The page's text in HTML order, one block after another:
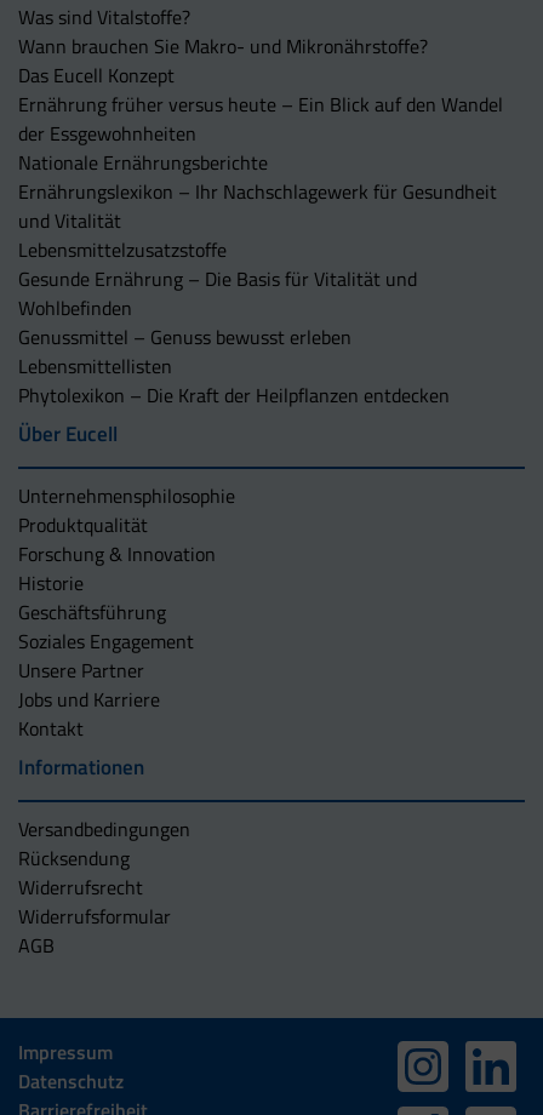
Was sind Vitalstoffe?
Wann brauchen Sie Makro- und Mikronährstoffe?
Das Eucell Konzept
Ernährung früher versus heute – Ein Blick auf den Wandel
der Essgewohnheiten
Nationale Ernährungsberichte
Ernährungslexikon – Ihr Nachschlagewerk für Gesundheit
und Vitalität
Lebensmittelzusatzstoffe
Gesunde Ernährung – Die Basis für Vitalität und
Wohlbefinden
Genussmittel – Genuss bewusst erleben
Lebensmittellisten
Phytolexikon – Die Kraft der Heilpflanzen entdecken
Über Eucell
Unternehmens­philosophie
Produktqualität
Forschung & Innovation
Historie
Geschäftsführung
Soziales Engagement
Unsere Partner
Jobs und Karriere
Kontakt
Informationen
Versandbedingungen
Rücksendung
Widerrufsrecht
Widerrufsformular
AGB
Impressum
Datenschutz